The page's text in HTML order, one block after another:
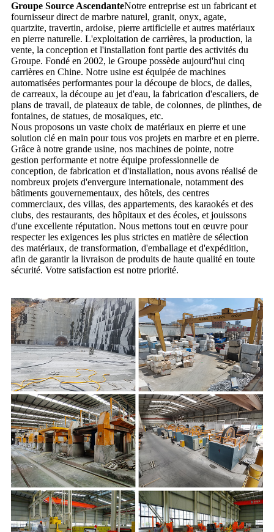
Groupe Source AscendanteNotre entreprise est un fabricant et
fournisseur direct de marbre naturel, granit, onyx, agate,
quartzite, travertin, ardoise, pierre artificielle et autres matériaux
en pierre naturelle. L'exploitation de carrières, la production, la
vente, la conception et l'installation font partie des activités du
Groupe. Fondé en 2002, le Groupe possède aujourd'hui cinq
carrières en Chine. Notre usine est équipée de machines
automatisées performantes pour la découpe de blocs, de dalles,
de carreaux, la découpe au jet d'eau, la fabrication d'escaliers, de
plans de travail, de plateaux de table, de colonnes, de plinthes, de
fontaines, de statues, de mosaïques, etc.
Nous proposons un vaste choix de matériaux en pierre et une
solution clé en main pour tous vos projets en marbre et en pierre.
Grâce à notre grande usine, nos machines de pointe, notre
gestion performante et notre équipe professionnelle de
conception, de fabrication et d'installation, nous avons réalisé de
nombreux projets d'envergure internationale, notamment des
bâtiments gouvernementaux, des hôtels, des centres
commerciaux, des villas, des appartements, des karaokés et des
clubs, des restaurants, des hôpitaux et des écoles, et jouissons
d'une excellente réputation. Nous mettons tout en œuvre pour
respecter les exigences les plus strictes en matière de sélection
des matériaux, de transformation, d'emballage et d'expédition,
afin de garantir la livraison de produits de haute qualité en toute
sécurité. Votre satisfaction est notre priorité.